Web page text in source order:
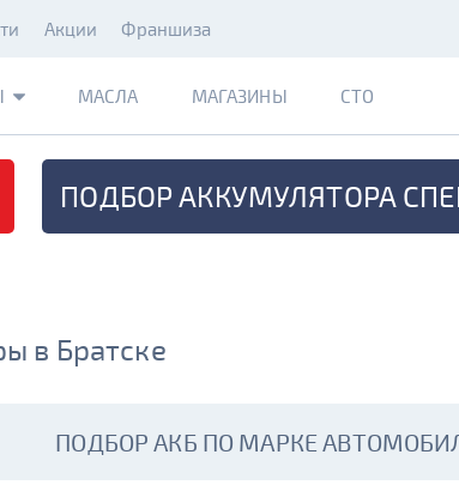
Акции Франшиза
МАСЛА МАГАЗИНЫ СТО
ПОДБОР АККУМУЛЯТОРА
в Братске
ПОДБОР АКБ ПО МАРКЕ